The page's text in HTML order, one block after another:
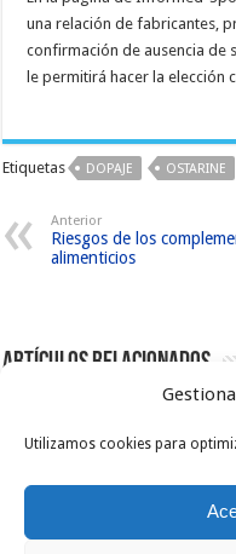
Utilizamos cookies para
una relación de fabricantes,
confirmación de ausencia de
le permitirá hacer la elección
Etiquetas DOPAJE OSTARINE
Anterior
Riesgos de los
alimenticios
Artículos relacionados